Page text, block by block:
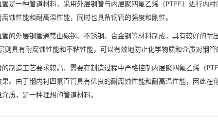
是一种管道材料，采用外层钢管与内层聚四氟乙烯（PTFE）进行内
蚀性能和耐高温性能，同时也具备钢管的强度和刚性。
的外层钢管通常由碳钢、不锈钢、合金钢等材料制成，具有较好的耐
则具有耐腐蚀性能和不粘性能，可以有效地防止化学物质和介质对钢
制造工艺要求较高，需要在制造过程中严格控制内层聚四氟乙烯（
。由于钢内衬四氟直管具有优良的耐腐蚀性能和耐高温性能，因此在
质，是一种理想的管道材料。